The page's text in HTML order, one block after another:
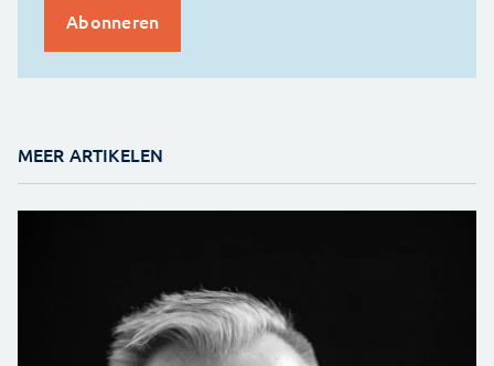
MEER ARTIKELEN